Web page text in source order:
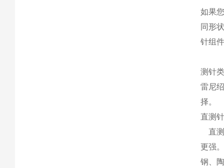
如果
同形
针组
测针
雷尼
择。
直测
直测
更强
钢、